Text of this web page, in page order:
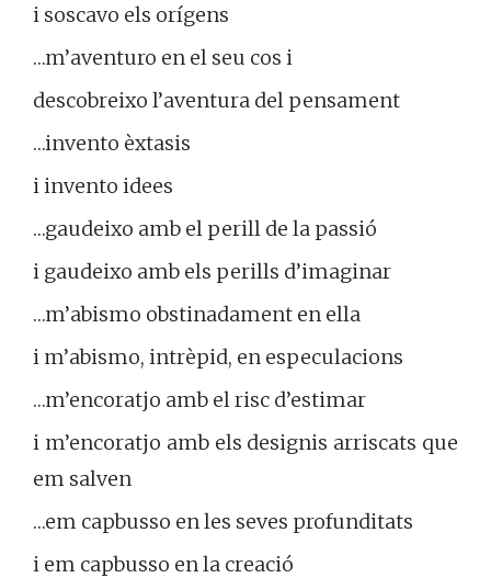
i soscavo els orígens
…m’aventuro en el seu cos i
descobreixo l’aventura del pensament
…invento èxtasis
i invento idees
…gaudeixo amb el perill de la passió
i gaudeixo amb els perills d’imaginar
…m’abismo obstinadament en ella
i m’abismo, intrèpid, en especulacions
…m’encoratjo amb el risc d’estimar
i m’encoratjo amb els designis arriscats que
em salven
…em capbusso en les seves profunditats
i em capbusso en la creació